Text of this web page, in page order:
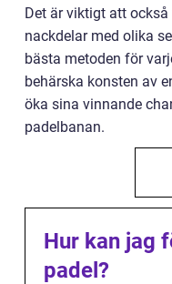
Det är viktigt att
nackdelar med olika
bästa metoden för
behärska konsten av
öka sina vinnande
padelbanan.
Hur kan jag
padel?